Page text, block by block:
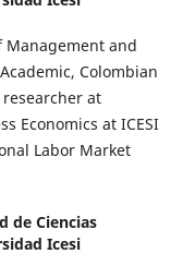
Management and
Colombian
researcher at
Economics at ICESI
Labor Market
de Ciencias
Icesi